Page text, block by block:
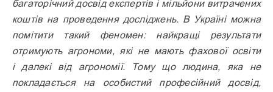
багаторічний досвід експертів і мільйони витрачених
коштів на проведення досліджень. В Україні можна
помітити такий феномен: найкращі результати
отримують агрономи, які не мають фахової освіти
і далекі від агрономії. Тому що людина, яка не
покладається на особистий професійний досвід,